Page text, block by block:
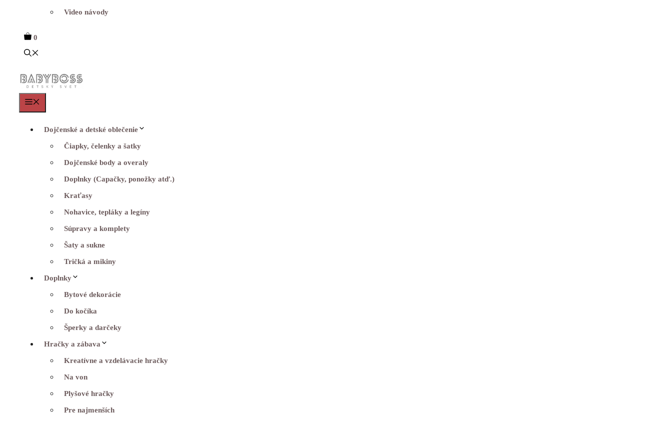
Video návody
0
Dojčenské a detské oblečenie
Čiapky, čelenky a šatky
Dojčenské body a overaly
Doplnky (Capačky, ponožky atď.)
Kraťasy
Nohavice, tepláky a legíny
Súpravy a komplety
Šaty a sukne
Tričká a mikiny
Doplnky
Bytové dekorácie
Do kočíka
Šperky a darčeky
Hračky a zábava
Kreatívne a vzdelávacie hračky
Na von
Plyšové hračky
Pre najmenších